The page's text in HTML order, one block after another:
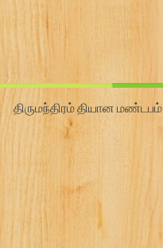
திருமந்திரம் தியான மண்டபம்